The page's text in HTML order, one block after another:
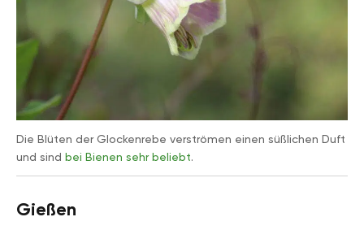
Die Blüten der Glockenrebe verströmen einen süßlichen Duft
und sind bei Bienen sehr beliebt.
Gießen